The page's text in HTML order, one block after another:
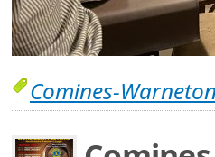
Comines-Warneton